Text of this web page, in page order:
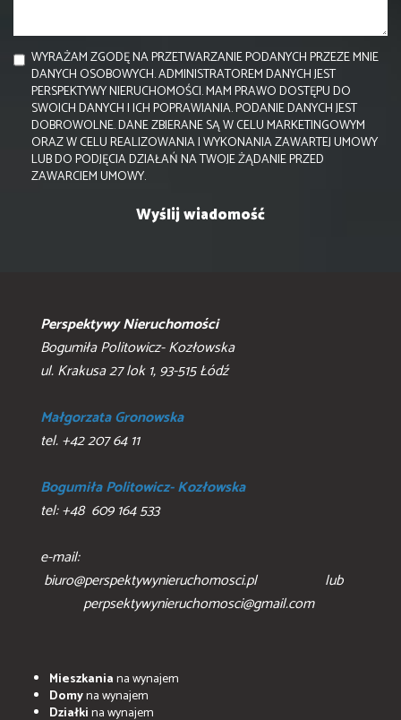
WYRAŻAM ZGODĘ NA PRZETWARZANIE PODANYCH PRZEZE MNIE
DANYCH OSOBOWYCH. ADMINISTRATOREM DANYCH JEST
PERSPEKTYWY NIERUCHOMOŚCI. MAM PRAWO DOSTĘPU DO
SWOICH DANYCH I ICH POPRAWIANIA. PODANIE DANYCH JEST
DOBROWOLNE. DANE ZBIERANE SĄ W CELU MARKETINGOWYM
ORAZ W CELU REALIZOWANIA I WYKONANIA ZAWARTEJ UMOWY
LUB DO PODJĘCIA DZIAŁAŃ NA TWOJE ŻĄDANIE PRZED
ZAWARCIEM UMOWY.
Perspektywy Nieruchomości
Bogumiła Politowicz- Kozłowska
ul. Krakusa 27 lok 1, 93-515 Łódź
Małgorzata Gronowska
tel. +42 207 64 11
Bogumiła Politowicz- Kozłowska
tel: +48 609 164 533
e-mail:
biuro@perspektywynieruchomosci.pl lub
perpsektywynieruchomosci@gmail.com
Mieszkaniana wynajem
Domyna wynajem
Działkina wynajem